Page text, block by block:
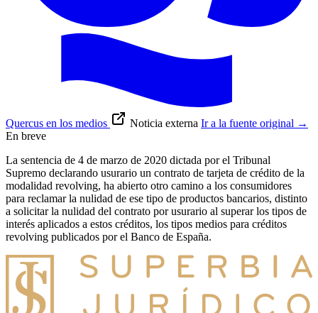
Quercus en los medios Noticia externa Ir a la fuente original →
En breve
La sentencia de 4 de marzo de 2020 dictada por el Tribunal
Supremo declarando usurario un contrato de tarjeta de crédito de la
modalidad revolving, ha abierto otro camino a los consumidores
para reclamar la nulidad de ese tipo de productos bancarios, distinto
a solicitar la nulidad del contrato por usurario al superar los tipos de
interés aplicados a estos créditos, los tipos medios para créditos
revolving publicados por el Banco de España.